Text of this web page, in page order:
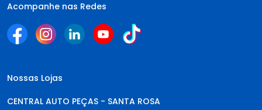
Acompanhe nas Redes
Nossas Lojas
CENTRAL AUTO PEÇAS - SANTA ROSA